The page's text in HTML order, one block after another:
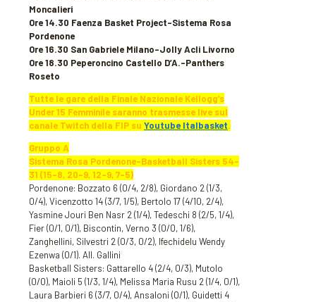
Moncalieri
Ore 14.30 Faenza Basket Project-Sistema Rosa
Pordenone
Ore 16.30 San Gabriele Milano-Jolly Acli Livorno
Ore 18.30 Peperoncino Castello D’A.-Panthers
Roseto
Tutte le gare della Finale Nazionale Kellogg’s
Under 15 Femminile saranno trasmesse live sul
canale Twitch della FIP su Youtube Italbasket.
Gruppo A
Sistema Rosa Pordenone-Basketball Sisters 54-
31 (15-8, 20-9, 12-9, 7-5)
Pordenone: Bozzato 6 (0/4, 2/8), Giordano 2 (1/3,
0/4), Vicenzotto 14 (3/7, 1/5), Bertolo 17 (4/10, 2/4),
Yasmine Jouri Ben Nasr 2 (1/4), Tedeschi 8 (2/5, 1/4),
Fier (0/1, 0/1), Biscontin, Verno 3 (0/0, 1/6),
Zanghellini, Silvestri 2 (0/3, 0/2), Ifechidelu Wendy
Ezenwa (0/1). All. Gallini
Basketball Sisters: Gattarello 4 (2/4, 0/3), Mutolo
(0/0), Maioli 5 (1/3, 1/4), Melissa Maria Rusu 2 (1/4, 0/1),
Laura Barbieri 6 (3/7, 0/4), Ansaloni (0/1), Guidetti 4